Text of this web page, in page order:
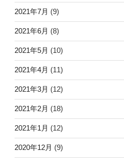
2021年7月 (9)
2021年6月 (8)
2021年5月 (10)
2021年4月 (11)
2021年3月 (12)
2021年2月 (18)
2021年1月 (12)
2020年12月 (9)